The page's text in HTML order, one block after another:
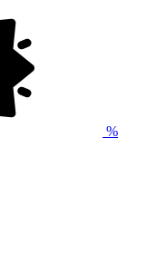
%